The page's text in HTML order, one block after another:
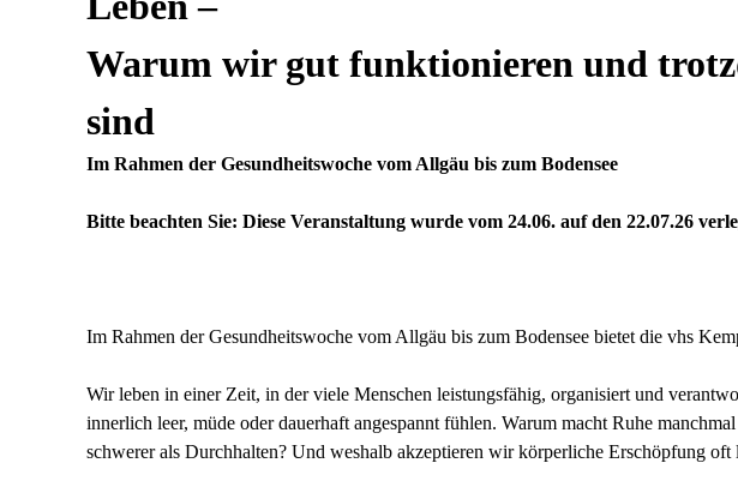
Warum wir gut funktionieren und
sind
Im Rahmen der Gesundheitswoche vom Allgäu bis zum Bodensee
Bitte beachten Sie: Diese Veranstaltung wurde vom 24.06. auf den 22.07.26
Im Rahmen der Gesundheitswoche vom Allgäu bis zum Bodensee bietet die vhs
Wir leben in einer Zeit, in der viele Menschen leistungsfähig, organisiert und
innerlich leer, müde oder dauerhaft angespannt fühlen. Warum macht Ruhe
schwerer als Durchhalten? Und weshalb akzeptieren wir körperliche Erschöpfung oft